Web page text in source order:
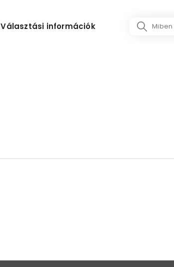
Választási információk
Search